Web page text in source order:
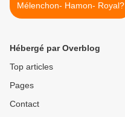
Mélenchon- Hamon- Royal?
Hébergé par Overblog
Top articles
Pages
Contact